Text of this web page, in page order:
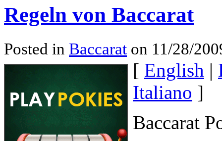
Regeln von Baccarat
Posted in Baccarat on 11/28/
[ English |
Italiano ]
Baccarat